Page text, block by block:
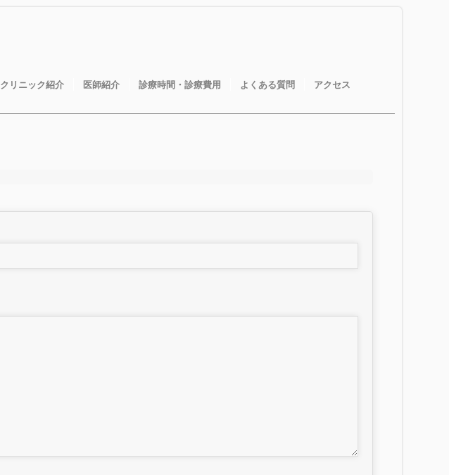
クリニック紹介 医師紹介 診療時間・診療費用 よくある質問 アクセス